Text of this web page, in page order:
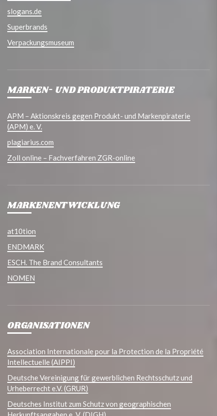
slogans.de
Superbrands
Verpackungsmuseum
MARKEN- UND PRODUKTPIRATERIE
APM – Aktionskreis gegen Produkt- und Markenpiraterie
(APM) e. V.
plagiarius.com
Zoll online – Fachverfahren ZGR-online
MARKENENTWICKLUNG
at10tion
ENDMARK
ESCH. The Brand Consultants
NOMEN
ORGANISATIONEN
Association Internationale pour la Protection de la Propriété
Intellectuelle (AIPPI)
Deutsche Vereinigung für gewerblichen Rechtsschutz und
Urheberrecht e.V. (GRUR)
Deutsches Institut zum Schutz von geographischen